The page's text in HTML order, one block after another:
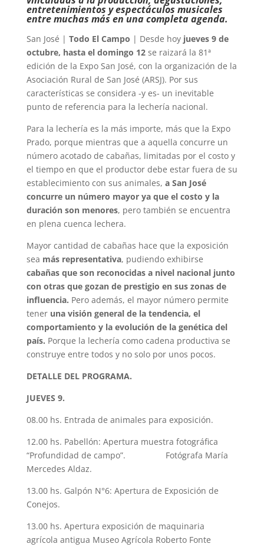
entretenimientos y espectáculos musicales
entre muchas más en una completa agenda.
San José | Todo El Campo | Desde hoy jueves 9 de
octubre, hasta el domingo 12se raizará la 81ª
edición de la Expo San José, con la organización de la
Asociación Rural de San José (ARSJ). Por sus
características se considera -y es- un inevitable
punto de referencia para la lechería nacional.
Para la lechería es la más importe, más que la Expo
Prado, porque mientras que a aquella concurre un
número acotado de cabañas, limitadas por el costo y
el tiempo en que el productor debe estar fuera de su
establecimiento con sus animales, a San José
concurre un número mayor ya que el costo y la
duración son menores, pero también se encuentra
en plena cuenca lechera.
Mayor cantidad de cabañas hace que la exposición
sea más representativa, pudiendo exhibirse
cabañas que son reconocidas a nivel nacional junto
con otras que gozan de prestigio en sus zonas de
influencia. Pero además, el mayor número permite
tener una visión general de la tendencia, el
comportamiento y la evolución de la genética del
país. Porque la lechería como cadena productiva se
construye entre todos y no solo por unos pocos.
DETALLE DEL PROGRAMA.
JUEVES 9.
08.00 hs. Entrada de animales para exposición.
12.00 hs. Pabellón: Apertura muestra fotográfica
“Profundidad de campo”. Fotógrafa María
Mercedes Aldaz.
13.00 hs. Galpón N°6: Apertura de Exposición de
Conejos.
13.00 hs. Apertura exposición de maquinaria
agrícola antigua Museo Agrícola Roberto Fonte